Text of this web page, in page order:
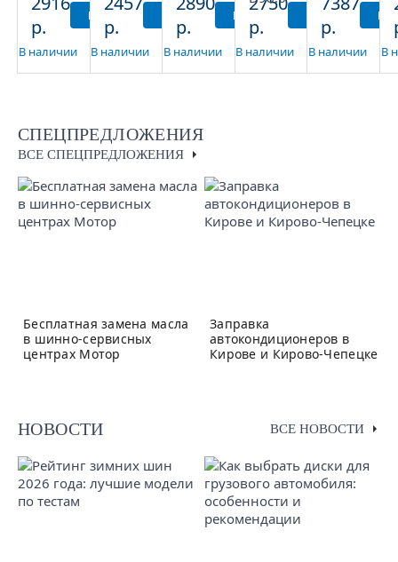
D108.5
более
р.
КУПИТЬ
В наличии
ЕТ40
D98.5
более
р.
В наличии
ЕТ40
D56.1
более
р.
КУПИТЬ
В наличии
6.5x16/5x139.7
ЕТ40
D98.6
более
р.
В наличии
D57.1
р.
В наличии В
СПЕЦПРЕДЛОЖЕНИЯ
ВСЕ СПЕЦПРЕДЛОЖЕНИЯ
Бесплатная замена масла
в шинно-сервисных
центрах Мотор
Заправка
автокондиционеров в
Кирове и Кирово-Чепецке
НОВОСТИ ВСЕ НОВОСТИ